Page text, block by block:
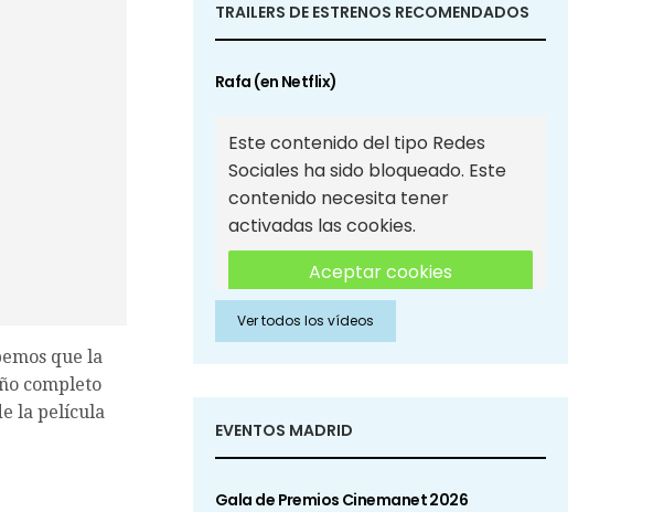
que la
completo
la película
TRAILERS DE ESTRENOS RECOMENDADOS
Rafa (en Netflix)
Este contenido del tipo Redes
Sociales ha sido bloqueado. Este
contenido necesita tener
activadas las cookies.
Aceptar cookies
Aceptar cookies de Redes
Sociales
Ver todos los vídeos
EVENTOS MADRID
Gala de Premios Cinemanet 2026